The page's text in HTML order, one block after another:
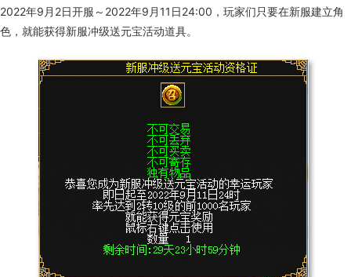
2022年9 月 2日开服～ 2022年9 月 11 日24:00 ，玩家们只要在新服建立角
色，就能获得新服冲级送元宝活动道具。